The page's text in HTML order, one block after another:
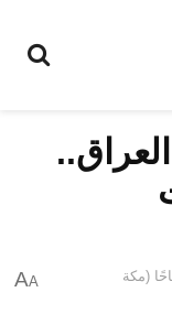
, 2021 الساعة 11:15 صباحًا (مكة
A
A